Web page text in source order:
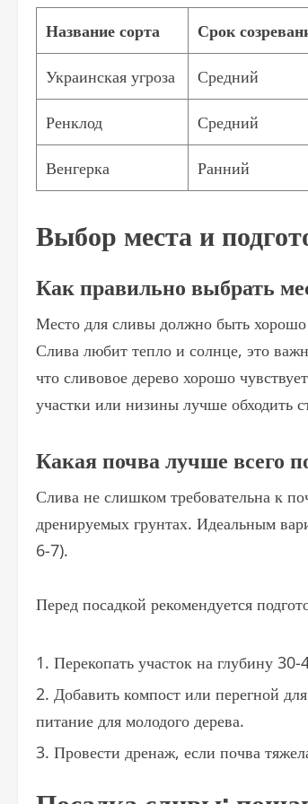
Название сорта Срок
Украинская угроза Средний
Ренклод Средний
Венгерка Ранний
Выбор места и
Как правильно выбрать
Место для сливы должно быть хорошо
Слива любит тепло и солнце, это
что сливовое дерево хорошо
участки или низины лучше обходить
Какая почва лучше всего
Слива не слишком требовательна к
дренируемых грунтах. Идеальным
6-7).
Перед посадкой рекомендуется
Перекопать участок на глубину 30-
Добавить компост или перегной
питание для молодого дерева.
Провести дренаж, если почва